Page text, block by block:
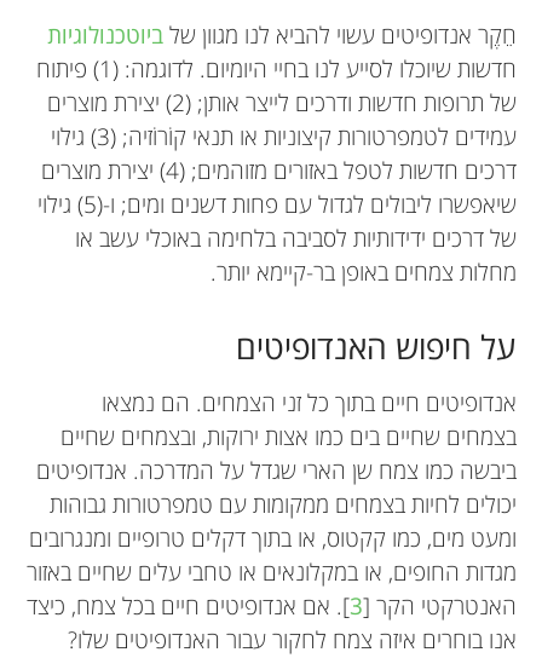
חֵקֶר אנדופיטים עשוי להביא לנו מגוון שלביוטכנולוגיות
חדשות שיוכלו לסייע לנו בחיי היומיום. לדוגמה: (1) פיתוח
של תרופות חדשות ודרכים לייצר אותן; (2) יצירת מוצרים
עמידים לטמפרטורות קיצוניות או תנאי קוֹרוֹזיה; (3) גילוי
דרכים חדשות לטפל באזורים מזוהמים; (4) יצירת מוצרים
שיאפשרו ליבולים לגדול עם פחות דשנים ומים; ו-(5) גילוי
של דרכים ידידותיות לסביבה בלחימה באוכלי עשב או
מחלות צמחים באופן בר-קיימא יותר.
על חיפוש האנדופיטים
אנדופיטים חיים בתוך כל זני הצמחים. הם נמצאו
בצמחים שחיים בים כמו אצות ירוקות, ובצמחים שחיים
ביבשה כמו צמח שן הארי שגדל על המדרכה. אנדופיטים
יכולים לחיות בצמחים ממקומות עם טמפרטורות גבוהות
ומעט מים, כמו קקטוס, או בתוך דקלים טרופיים ומנגרובים
מגדות החופים, או במקלונאים או טחבי עלים שחיים באזור
האנטרקטי הקר [3]. אם אנדופיטים חיים בכל צמח, כיצד
אנו בוחרים איזה צמח לחקור עבור האנדופיטים שלו?